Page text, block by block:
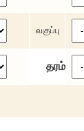
வகுப்பு
தரம்